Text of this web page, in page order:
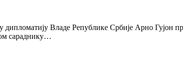
дипломатију Владе Републике Србије Арно
сараднику…